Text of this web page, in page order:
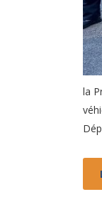
la